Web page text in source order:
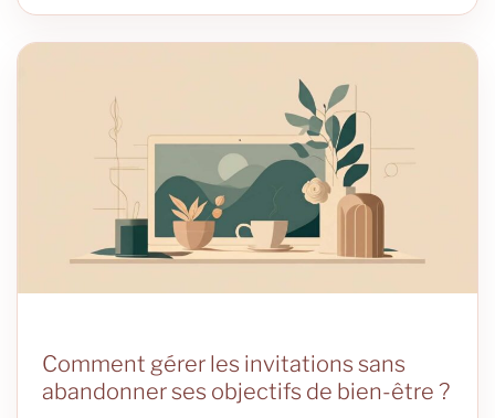
Comment gérer les invitations sans
abandonner ses objectifs de bien-être ?